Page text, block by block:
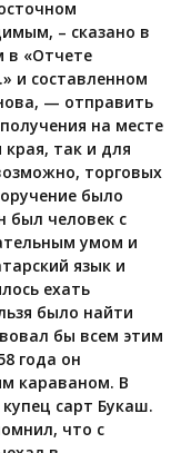
– сказано в
в «Отчете
и составленном
— отправить
на месте
так и для
торговых
было
был человек с
умом и
язык и
ехать
было найти
бы всем этим
года он
караваном. В
сарт Букаш.
что с